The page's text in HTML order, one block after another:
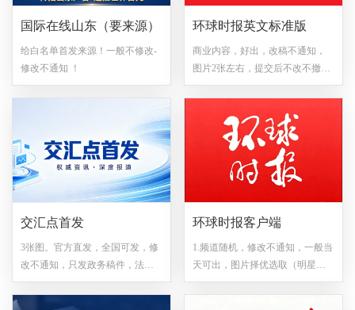
不退稿
由权利方或相关供稿单位承担责
任！！下单请备注图片是否有版
权，（默认有授权！）5.不包时
统会根据内容判定是否属于广
告！介意请备注不发，默认下单
即接受！7.发稿时间可能前置，不
接受请提前备注，不接受修改。8.
编辑老师会根据内容协调去环球
网商业频道，不接受请提前备
注。9.已安排稿件不退不改不删。
10.退稿理由若是：转载。即首发
新投稿。环球网稿件一旦接单，
一律不退稿
国际在线山东（要来源）
给白名单首发来源！一般不修改-
修改不通知 ！
环球时报英文标准版
商业内容，好出，改稿不通知，
图片2张左右，提交后不改不撤，
发布周期1-3个工作日，提供英文
交汇点首发
3张图。官方直发，全国可发，修
改不通知，只发政务稿件，法治
稿件
环球时报客户端
1.频道随机，修改不通知，一般当
天可出，图片择优选取（明星网
红图、领导图、单人图、特别含